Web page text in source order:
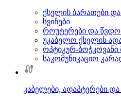
ქსელის ბარათები
სვიჩები
როუტერები და
უკაბელო ქსელის
ოპტიკურ-
საკომუნიკაციო
კაბელები, ადაპტერები და